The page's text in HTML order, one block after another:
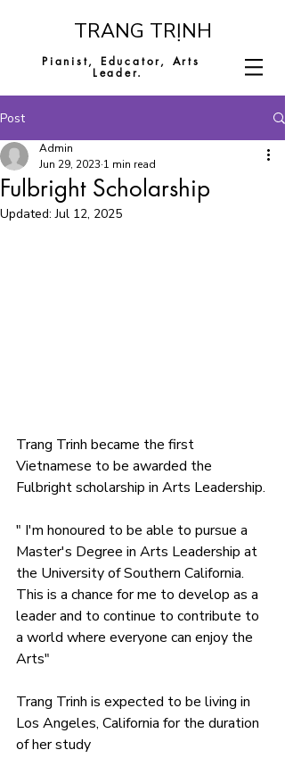
​TRANG TRỊNH
Pianist, Educator, Arts
Leader.
Post
Fulbright Scholarship
Admin
Jun 29, 2023 1 min read
Updated:Jul 12, 2025
Trang Trinh became the first
Vietnamese to be awarded the
Fulbright scholarship in Arts Leadership.
" I'm honoured to be able to pursue a
Master's Degree in Arts Leadership at
the University of Southern California.
This is a chance for me to develop as a
leader and to continue to contribute to
a world where everyone can enjoy the
Arts"
Trang Trinh is expected to be living in
Los Angeles, California for the duration
of her study